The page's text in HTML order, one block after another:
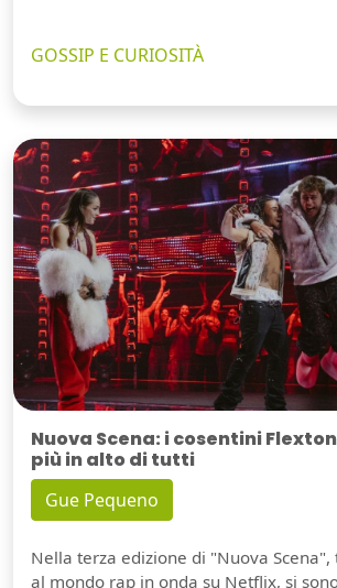
GOSSIP E CURIOSITÀ
Nuova Scena: i cosentini
più in alto di tutti
Gue Pequeno
Nella terza edizione di "Nuova
al mondo rap in onda su Netflix, si